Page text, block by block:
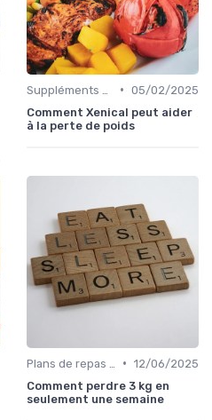
• 05/02/2025
Comment Xenical peut aider
à la perte de poids
• 12/06/2025
Comment perdre 3 kg en
seulement une semaine